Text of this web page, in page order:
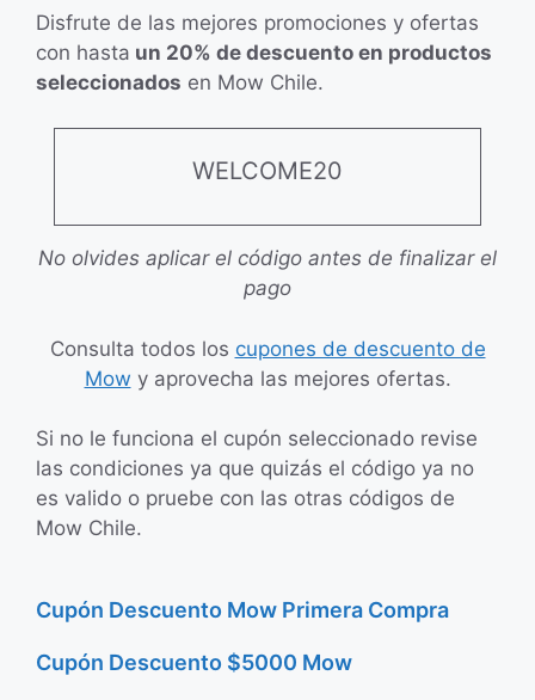
Disfrute de las mejores promociones y ofertas
con hasta un 20% de descuento en productos
seleccionados en Mow Chile.
WELCOME20
No olvides aplicar el código antes de finalizar el
pago
Consulta todos los cupones de descuento de
Mow y aprovecha las mejores ofertas.
Si no le funciona el cupón seleccionado revise
las condiciones ya que quizás el código ya no
es valido o pruebe con las otras códigos de
Mow Chile.
Cupón Descuento Mow Primera Compra
Cupón Descuento $5000 Mow